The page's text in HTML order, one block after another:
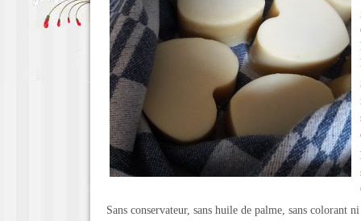
Sans conservateur, sans huile de palme, sans colorant